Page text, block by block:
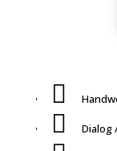

 Dialog